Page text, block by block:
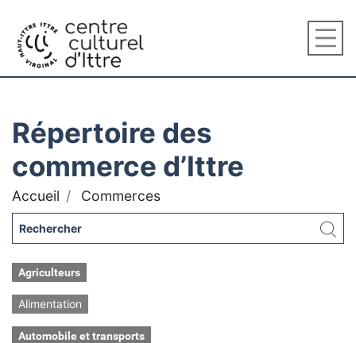
Répertoire des
commerce d’Ittre
Accueil Commerces
Agriculteurs
Alimentation
Automobile et transports